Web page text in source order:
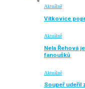
Aktuálně
Vítkovice
Aktuálně
Nela Řehová
fanoušků
Aktuálně
Soupeř udeřil